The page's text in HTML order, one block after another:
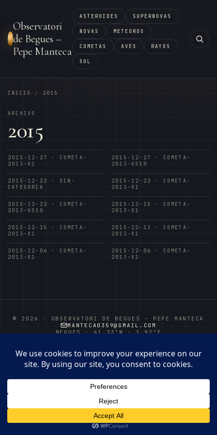
Observatori
de Begues –
Pepe Manteca
ASTEROIDES SUPERNOVAS
NOVAS METEOROS
COMETAS AVES RAYOS
SOL
INICIO / 2015
ARCHIVO
2015
2015-12-27 · COMETA-
2013-X1
2015-12-27 · COMETA-
2013-US10
2015-12-22 · SIN-
CATEGORIA
2015-12-22 · COMETA-
2013-X1
2015-12-22 · COMETA-
2013-US10
2015-12-15 · COMETA-
2013-X1
2015-12-15 · COMETA-
2013-X1
2015-12-13 · COMETA-
2013-X1
2015-12-06 · COMETA-
2013-X1
2015-12-06 · COMETA-
2013-X1
© 2026 · OBSERVATORI DE BEGUES – PEPE MANTECA
MANTECA0359@GMAIL.COM
BEGUES · 41.33°N · 1.92°E